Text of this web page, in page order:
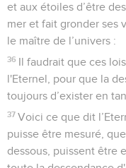
et aux étoiles d’être
mer et fait gronder ses
le maître de l’univers :
36 Il faudrait que ces
l'Eternel, pour que la
toujours d’exister en
37 Voici ce que dit
puisse être mesuré,
dessous, puissent être